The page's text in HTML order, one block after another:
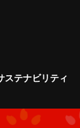
ステナビリティ